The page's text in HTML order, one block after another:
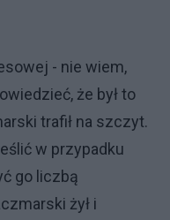
- nie wiem,
że był to
trafił na szczyt.
w przypadku
go liczbą
żył i